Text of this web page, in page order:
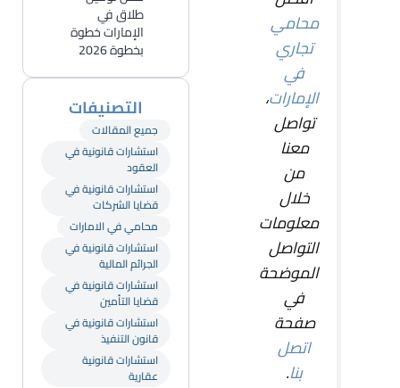
محامي
تجاري
في
الإمارات،
تواصل
معنا
من
خلال
معلومات
التواصل
الموضحة
في
صفحة
اتصل
بنا.
طلاق في
الإمارات خطوة
بخطوة 2026
التصنيفات
جميع المقالات
استشارات قانونية في
العقود
استشارات قانونية في
قضايا الشركات
محامي في الامارات
استشارات قانونية في
الجرائم المالية
استشارات قانونية في
قضايا التأمين
استشارات قانونية في
قانون التنفيذ
استشارات قانونية
عقارية